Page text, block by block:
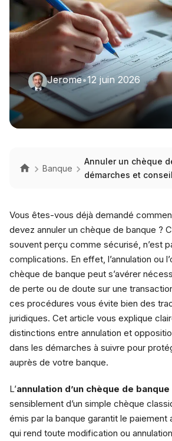
Jerome•12 juin 2026
Banque
Annuler un chèque
démarches et
Vous êtes-vous déjà demandé
devez annuler un chèque de banque ?
souvent perçu comme sécurisé, n’est
complications. En effet, l’annulation ou
chèque de banque peut s’avérer
de perte ou de doute sur une
ces procédures vous évite bien des
juridiques. Cet article vous explique
distinctions entre annulation et
dans les démarches à suivre pour
auprès de votre banque.
L’annulation d’un chèque de banque
sensiblement d’un simple chèque
émis par la banque garantit le paiement
qui rend toute modification ou